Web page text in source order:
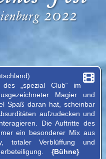
„spezial Club“ im
Magier und
Spaß daran hat, scheinbar
aufzudecken und
Die Auftritte des
ein besonderer Mix aus
totaler Verblüffung und
{Bühne}